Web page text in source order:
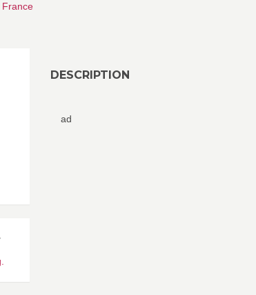
France
DESCRIPTION
ad